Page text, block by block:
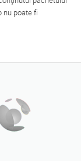
nu poate fi